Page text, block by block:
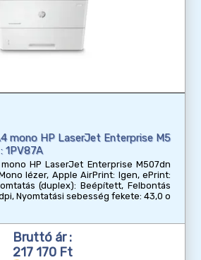
mono HP LaserJet Enterprise M5
1PV87A
HP LaserJet Enterprise M507dn
lézer, Apple AirPrint: Igen, ePrint:
(duplex): Beépített, Felbontás
Nyomtatási sebesség fekete: 43,0 o
Bruttó ár :
217 170 Ft